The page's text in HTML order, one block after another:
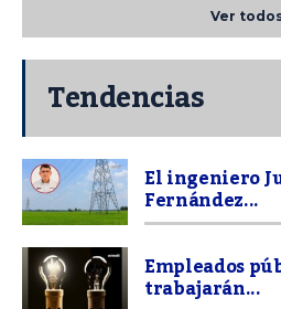
Ver
Tendencias
El ingeniero
Fernández...
Empleados
trabajarán...